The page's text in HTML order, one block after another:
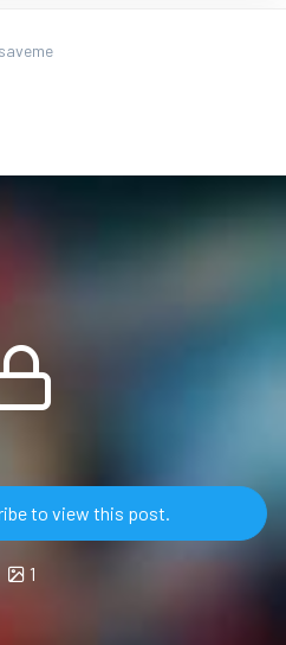
to view this post.
1